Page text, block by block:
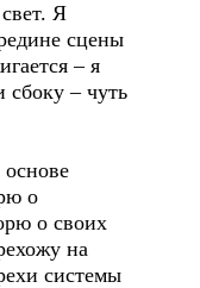
Я
сцены
– я
– чуть
о
о своих
на
системы